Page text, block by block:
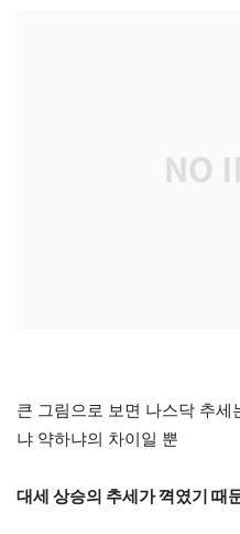
큰 그림으로 보면 나스닥 추
냐 약하냐의 차이일 뿐
대세 상승의 추세가 껵였기 때